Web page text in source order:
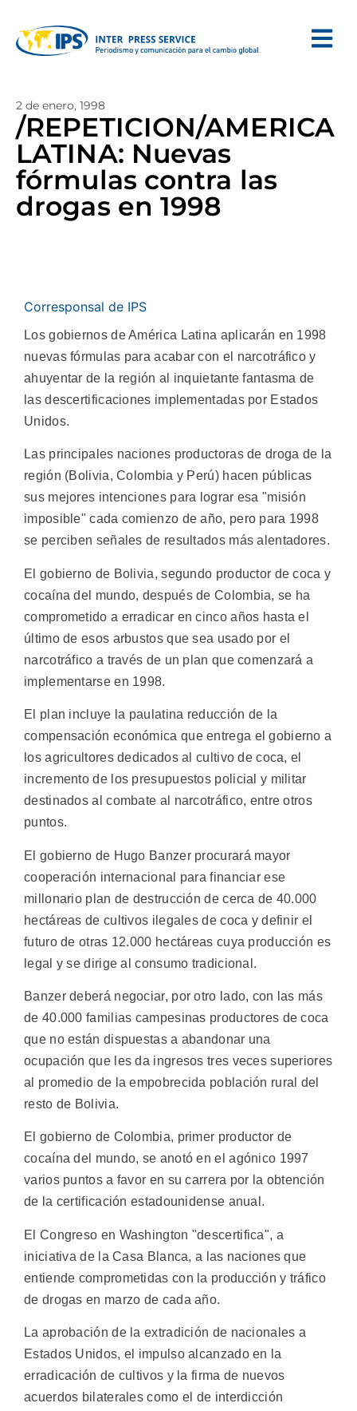
2 de enero, 1998
/REPETICION/AMERICA
LATINA: Nuevas
fórmulas contra las
drogas en 1998
Corresponsal de IPS
Los gobiernos de América Latina aplicarán en 1998
nuevas fórmulas para acabar con el narcotráfico y
ahuyentar de la región al inquietante fantasma de
las descertificaciones implementadas por Estados
Unidos.
Las principales naciones productoras de droga de la
región (Bolivia, Colombia y Perú) hacen públicas
sus mejores intenciones para lograr esa "misión
imposible" cada comienzo de año, pero para 1998
se perciben señales de resultados más alentadores.
El gobierno de Bolivia, segundo productor de coca y
cocaína del mundo, después de Colombia, se ha
comprometido a erradicar en cinco años hasta el
último de esos arbustos que sea usado por el
narcotráfico a través de un plan que comenzará a
implementarse en 1998.
El plan incluye la paulatina reducción de la
compensación económica que entrega el gobierno a
los agricultores dedicados al cultivo de coca, el
incremento de los presupuestos policial y militar
destinados al combate al narcotráfico, entre otros
puntos.
El gobierno de Hugo Banzer procurará mayor
cooperación internacional para financiar ese
millonario plan de destrucción de cerca de 40.000
hectáreas de cultivos ilegales de coca y definir el
futuro de otras 12.000 hectáreas cuya producción es
legal y se dirige al consumo tradicional.
Banzer deberá negociar, por otro lado, con las más
de 40.000 familias campesinas productores de coca
que no están dispuestas a abandonar una
ocupación que les da ingresos tres veces superiores
al promedio de la empobrecida población rural del
resto de Bolivia.
El gobierno de Colombia, primer productor de
cocaína del mundo, se anotó en el agónico 1997
varios puntos a favor en su carrera por la obtención
de la certificación estadounidense anual.
El Congreso en Washington "descertifica", a
iniciativa de la Casa Blanca, a las naciones que
entiende comprometidas con la producción y tráfico
de drogas en marzo de cada año.
La aprobación de la extradición de nacionales a
Estados Unidos, el impulso alcanzado en la
erradicación de cultivos y la firma de nuevos
acuerdos bilaterales como el de interdicción